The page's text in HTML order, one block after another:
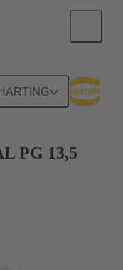
PG 13,5